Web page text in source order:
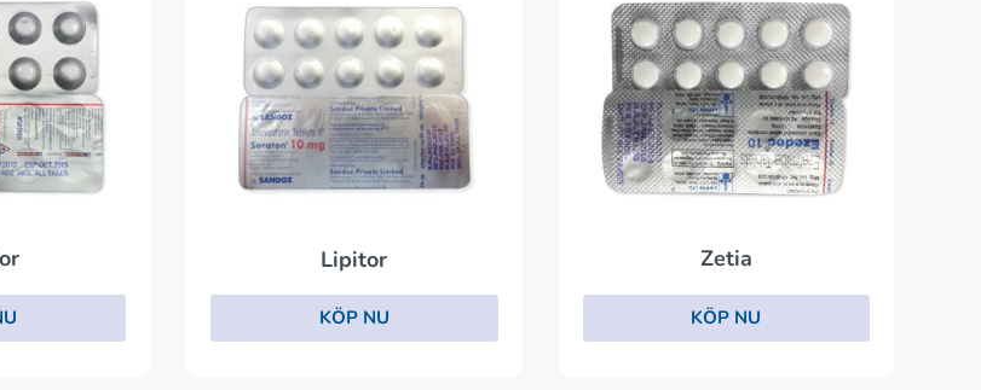
Lipitor
KÖP NU
Zetia
KÖP NU